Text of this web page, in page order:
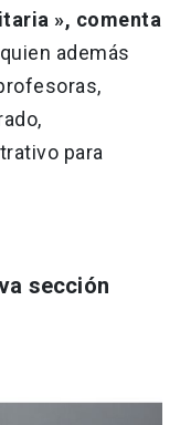
», comenta
además
para
sección